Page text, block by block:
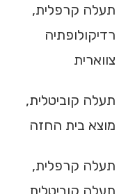
תעלה קרפלית,
רדיקולופתיה
צווארית
תעלה קוביטלית,
מוצא בית החזה
תעלה קרפלית,
תעלה קוביטלית,